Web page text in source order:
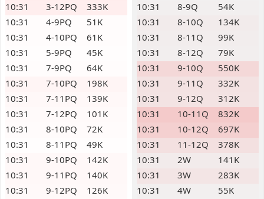
10:31
3-12PQ
333K
10:31
4-9PQ
51K
10:31
4-10PQ
61K
10:31
5-9PQ
45K
10:31
7-9PQ
64K
10:31
7-10PQ
198K
10:31
7-11PQ
139K
10:31
7-12PQ
101K
10:31
8-10PQ
72K
10:31
8-11PQ
49K
10:31
9-10PQ
142K
10:31
9-11PQ
140K
10:31
9-12PQ
126K
10:31
8-9Q
54K
10:31
8-10Q
134K
10:31
8-11Q
99K
10:31
8-12Q
79K
10:31
9-10Q
550K
10:31
9-11Q
332K
10:31
9-12Q
312K
10:31
10-11Q
832K
10:31
10-12Q
697K
10:31
11-12Q
378K
10:31
2W
141K
10:31
3W
283K
10:31
4W
55K